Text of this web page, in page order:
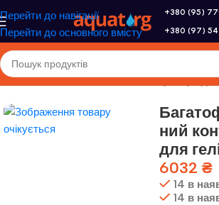
Перейти до навігації
Перейти до основного вмісту
+380 (95)
+380 (97)
Головна/Altek/Геліосистеми/Контролери
ний
для
6032 ₴
14 в
14 в